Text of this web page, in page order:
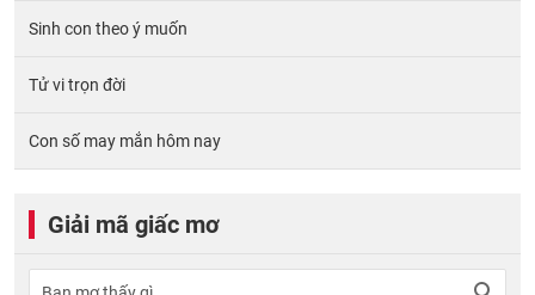
Sinh con theo ý muốn
Tử vi trọn đời
Con số may mắn hôm nay
Giải mã giấc mơ